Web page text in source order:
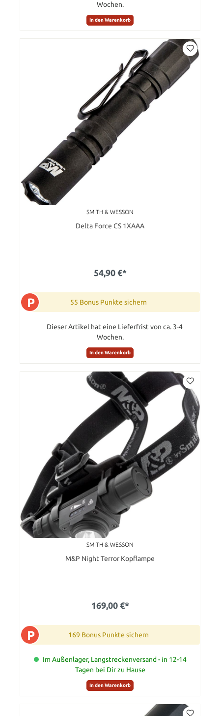
Wochen.
In den Warenkorb
SMITH & WESSON
Delta Force CS 1XAAA
54,90 €*
P 55 Bonus Punkte sichern
Dieser Artikel hat eine Lieferfrist von ca. 3-4
Wochen.
In den Warenkorb
SMITH & WESSON
M&P Night Terror Kopflampe
169,00 €*
P 169 Bonus Punkte sichern
Im Außenlager, Langstreckenversand - in 12-14
Tagen bei Dir zu Hause
In den Warenkorb